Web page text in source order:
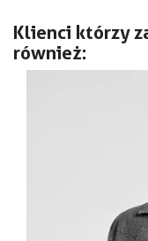
Klienci którzy
również: